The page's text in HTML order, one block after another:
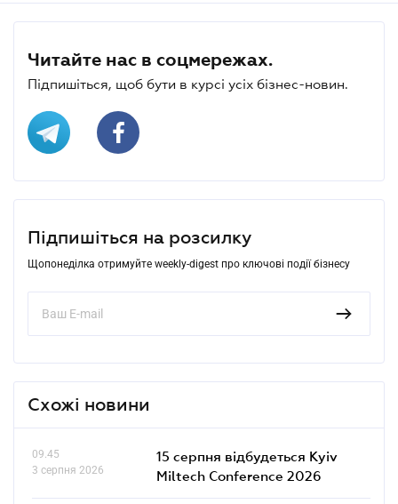
Читайте нас в соцмережах.
Підпишіться, щоб бути в курсі усіх бізнес-новин.
Підпишіться на розсилку
Щопонеділка отримуйте weekly-digest про ключові події бізнесу
Схожі новини
09.45
3 серпня 2026
15 серпня відбудеться Kyiv
Miltech Conference 2026